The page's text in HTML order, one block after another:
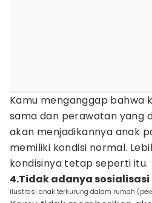
Kamu menganggap bahwa
sama dan perawatan yang
akan menjadikannya anak
memiliki kondisi normal.
kondisinya tetap seperti itu.
4.Tidak adanya sosialisasi
ilustrasi anak terkurung dalam rumah